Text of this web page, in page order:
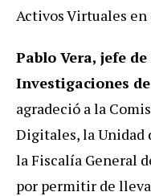
Activos Virtuales en
Pablo Vera, jefe
Investigaciones
agradeció a la
Digitales, la Unidad
la Fiscalía General
por permitir de